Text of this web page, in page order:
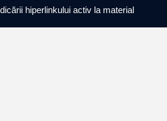
hiperlinkului activ la material